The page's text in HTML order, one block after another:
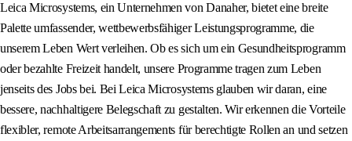
Leica Microsystems, ein Unternehmen von Danaher, bietet eine breite
Palette umfassender, wettbewerbsfähiger Leistungsprogramme, die
unserem Leben Wert verleihen. Ob es sich um ein Gesundheitsprogramm
oder bezahlte Freizeit handelt, unsere Programme tragen zum Leben
jenseits des Jobs bei. Bei Leica Microsystems glauben wir daran, eine
bessere, nachhaltigere Belegschaft zu gestalten. Wir erkennen die Vorteile
flexibler, remote Arbeitsarrangements für berechtigte Rollen an und setzen